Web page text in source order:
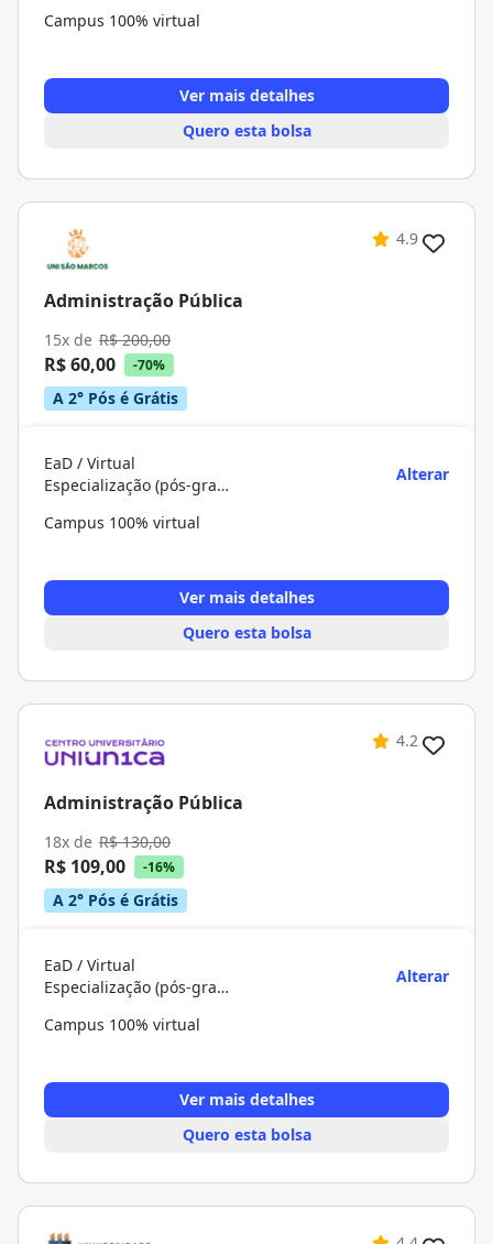
Campus 100% virtual
Ver mais detalhes
Quero esta bolsa
4.9
Administração Pública
15x de R$ 200,00
R$ 60,00 -70%
A 2° Pós é Grátis
EaD / Virtual
Especialização (pós-graduação)
Alterar
Campus 100% virtual
Ver mais detalhes
Quero esta bolsa
4.2
Administração Pública
18x de R$ 130,00
R$ 109,00 -16%
A 2° Pós é Grátis
EaD / Virtual
Especialização (pós-graduação)
Alterar
Campus 100% virtual
Ver mais detalhes
Quero esta bolsa